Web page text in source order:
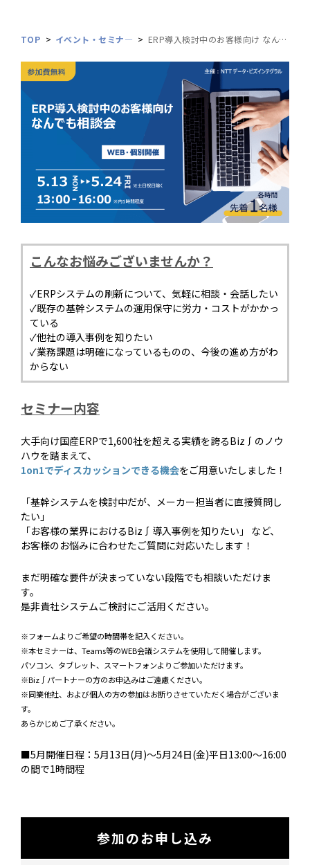
TOP イベント・セミナ― ERP導入検討中のお客様向け なんでも相談会
こんなお悩みございませんか？
✓ERPシステムの刷新について、気軽に相談・会話したい
✓既存の基幹システムの運用保守に労力・コストがかかっ
ている
✓他社の導入事例を知りたい
✓業務課題は明確になっているものの、今後の進め方がわ
からない
セミナー内容
大手向け国産ERPで1,600社を超える実績を誇るBiz∫のノウ
ハウを踏まえて、
1on1でディスカッションできる機会をご用意いたしました！
「基幹システムを検討中だが、メーカー担当者に直接質問し
たい」
「お客様の業界におけるBiz∫導入事例を知りたい」 など、
お客様のお悩みに合わせたご質問に対応いたします！
まだ明確な要件が決まっていない段階でも相談いただけま
す。
是非貴社システムご検討にご活用ください。
※フォームよりご希望の時間帯を記入ください。
※本セミナーは、Teams等のWEB会議システムを使用して開催します。
パソコン、タブレット、スマートフォンよりご参加いただけます。
※Biz∫パートナーの方のお申込みはご遠慮ください。
※同業他社、および個人の方の参加はお断りさせていただく場合がございま
す。
あらかじめご了承ください。
■5月開催日程：5月13日(月)～5月24日(金)平日13:00～16:00
の間で1時間程
参加のお申し込み